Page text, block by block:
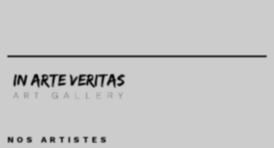
NOS ARTISTES